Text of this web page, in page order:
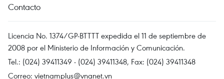
Contacto
Licencia No. 1374/GP-BTTTT expedida el 11 de septiembre de
2008 por el Ministerio de Información y Comunicación.
Tel.: (024) 39411349 - (024) 39411348, Fax: (024) 39411348
Correo: vietnamplus@vnanet.vn